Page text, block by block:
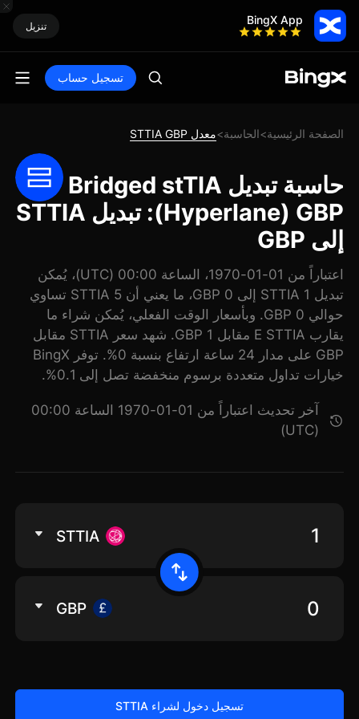
BingX App تنزيل
تسجيل حساب
الصفحة الرئيسية>الحاسبة>معدل STTIA GBP
حاسبة تبديل Bridged stTIA
(Hyperlane) GBP: تبديل STTIA
إلى GBP
اعتباراً من 01-01-1970، الساعة 00:00 (UTC)، يُمكن
تبديل 1 STTIA إلى 0 GBP، ما يعني أن 5 STTIA تساوي
حوالي 0 GBP. وبأسعار الوقت الفعلي، يُمكن شراء ما
يقارب E STTIA مقابل 1 GBP. شهد سعر STTIA مقابل
GBP على مدار 24 ساعة ارتفاع بنسبة 0%. توفر BingX
خيارات تداول متعددة برسوم منخفضة تصل إلى 0.1%.
آخر تحديث اعتباراً من 01-01-1970 الساعة 00:00
(UTC)
STTIA
GBP
تسجيل دخول لشراء STTIA